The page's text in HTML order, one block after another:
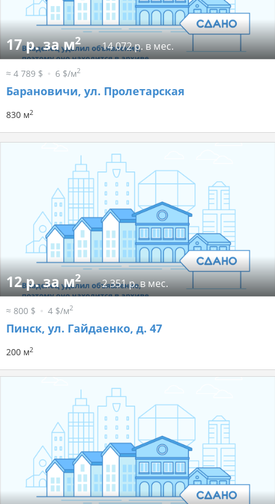
17 р. за м2 14 072 р. в мес.
≈ 4 789 $ 6 $/м2
Барановичи, ул. Пролетарская
830 м2
12 р. за м2 2 351 р. в мес.
≈ 800 $ 4 $/м2
Пинск, ул. Гайдаенко, д. 47
200 м2